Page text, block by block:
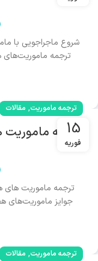
15
فوریه
ترجمه ماموریت, مقالات
ترجمه ماموریت, مقالات